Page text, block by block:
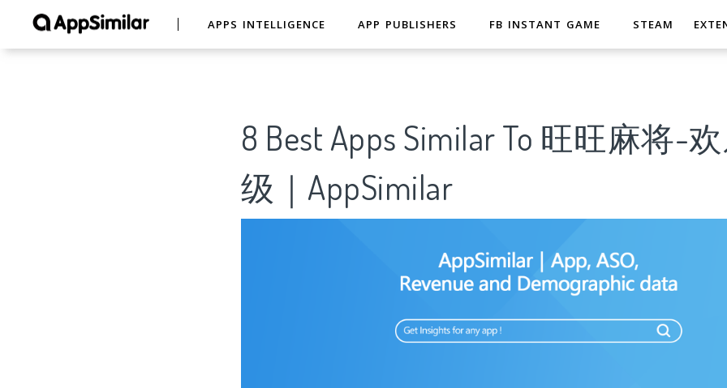
APPS INTELLIGENCE APP PUBLISHERS FB INSTANT GAME STEAM
8 Best Apps Similar To 旺旺麻将-
级｜AppSimilar